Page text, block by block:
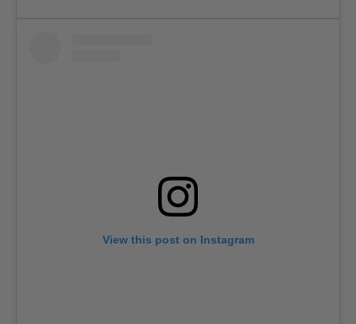
View this post on Instagram